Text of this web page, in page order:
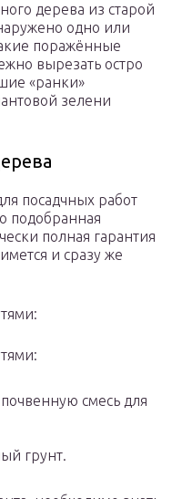
дерева из старой
одно или
поражённые
вырезать остро
«ранки»
зелени
посадчных работ
подобранная
полная гарантия
и сразу же
смесь для
грунт.